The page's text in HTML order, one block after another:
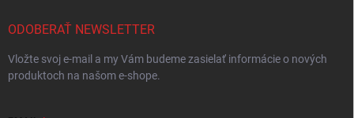
ODOBERAŤ NEWSLETTER
Vložte svoj e-mail a my Vám budeme zasielať informácie o nových
produktoch na našom e-shope.